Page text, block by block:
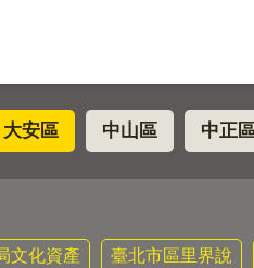
大安區 中山區 中正
文化資產 臺北市區里界說